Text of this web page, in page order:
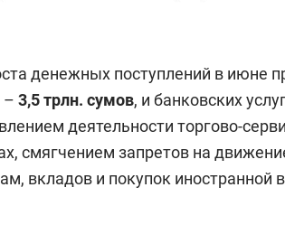
денежных поступлений в июне
– 3,5 трлн. сумов, и банковских
деятельности торгово-
смягчением запретов на
вкладов и покупок